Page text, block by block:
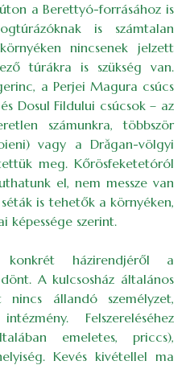
a Berettyó-forrásához is
is számtalan
nincsenek jelzett
túrákra is szükség van.
a Perjei Magura csúcs
Dosul Fildului csúcsok – az
számunkra, többször
vagy a Drăgan-völgyi
meg. Kőrösfeketetóról
el, nem messze van
is tehetők a környéken,
képessége szerint.
konkrét házirendjéről a
A kulcsosház általános
nincs állandó személyzet,
Felszereléséhez
emeletes, priccs),
Kevés kivétellel ma